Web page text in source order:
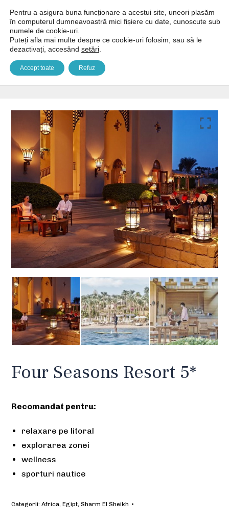
Four Seasons Resort 5*
Four Seasons Resort 5*
Recomandat pentru:
relaxare pe litoral
explorarea zonei
wellness
sporturi nautice
Categorii:Africa,Egipt,Sharm El Sheikh
Pentru a asigura buna funcționare a acestui site, uneori plasăm
în computerul dumneavoastră mici fișiere cu date, cunoscute sub
numele de cookie-uri.
Puteți afla mai multe despre ce cookie-uri folosim, sau să le
dezactivați, accesând setări
Accept toate Refuz